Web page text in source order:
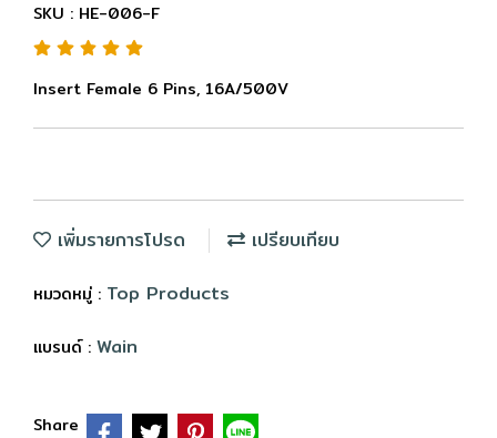
SKU : HE-006-F
Insert Female 6 Pins, 16A/500V
เพิ่มรายการโปรด เปรียบเทียบ
หมวดหมู่ : Top Products
แบรนด์ : Wain
Share